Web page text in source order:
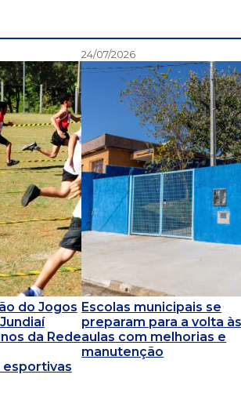
do Jogos
da Rede
24/07/2026
Escolas municipais se
preparam para a volta às
aulas com melhorias e
manutenção